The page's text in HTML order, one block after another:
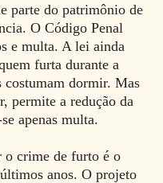
parte do patrimônio de
O Código Penal
e multa. A lei ainda
furta durante a
costumam dormir. Mas
permite a redução da
apenas multa.
crime de furto é o
anos. O projeto